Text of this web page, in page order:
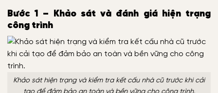
Bước 1 – Khảo sát và đánh giá hiện trạng
công trình
Khảo sát hiện trạng và kiểm tra kết cấu nhà cũ trước khi cải